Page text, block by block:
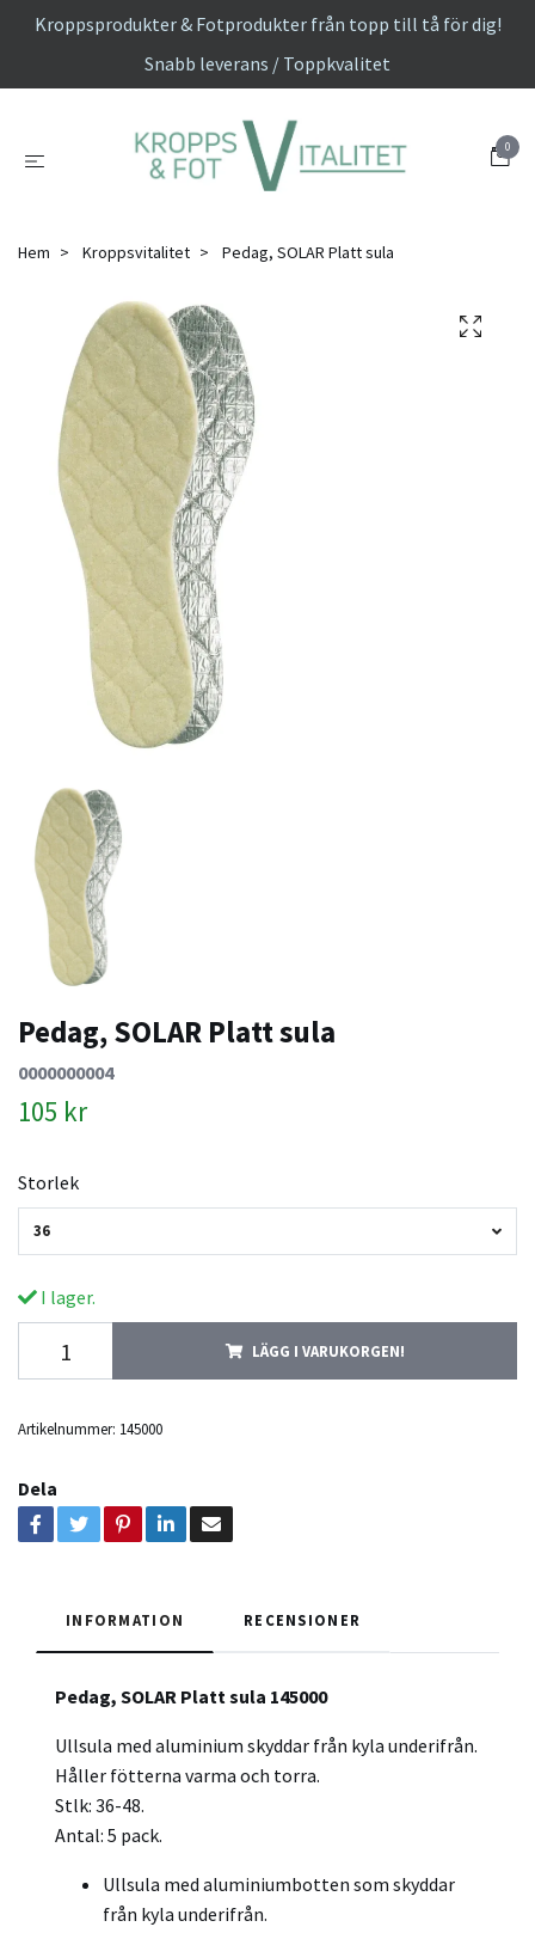
Kroppsprodukter & Fotprodukter från topp till tå för dig!
Snabb leverans / Toppkvalitet
0
Hem Kroppsvitalitet Pedag, SOLAR Platt sula
Pedag, SOLAR Platt sula
0000000004
105 kr
Storlek
36
I lager.
LÄGG I VARUKORGEN!
Artikelnummer: 145000
Dela
INFORMATION RECENSIONER
Pedag, SOLAR Platt sula 145000
Ullsula med aluminium skyddar från kyla underifrån.
Håller fötterna varma och torra.
Stlk: 36-48.
Antal: 5 pack.
Ullsula med aluminiumbotten som skyddar
från kyla underifrån.